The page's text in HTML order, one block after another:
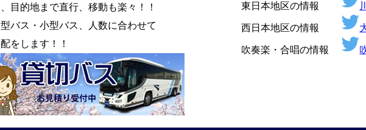
目的地まで直行、移動も楽々！！
バス・小型バス、人数に合わせて
をします！！
東日本地区の情報
西日本地区の情報
吹奏楽・合唱の情報